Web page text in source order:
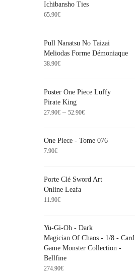
Ichibansho Ties
65.90€
Pull Nanatsu No Taizai
Meliodas Forme Démoniaque
38.90€
Poster One Piece Luffy
Pirate King
27.90€ – 52.90€
One Piece - Tome 076
7.90€
Porte Clé Sword Art
Online Leafa
11.90€
Yu-Gi-Oh - Dark
Magician Of Chaos - 1/8 - Card
Game Monster Collection -
Bellfine
274.90€